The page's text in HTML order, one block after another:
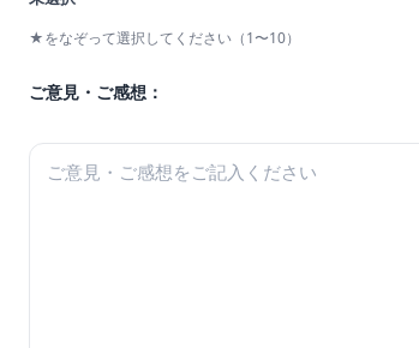
★をなぞって選択してください（1〜10）
ご意見・ご感想：